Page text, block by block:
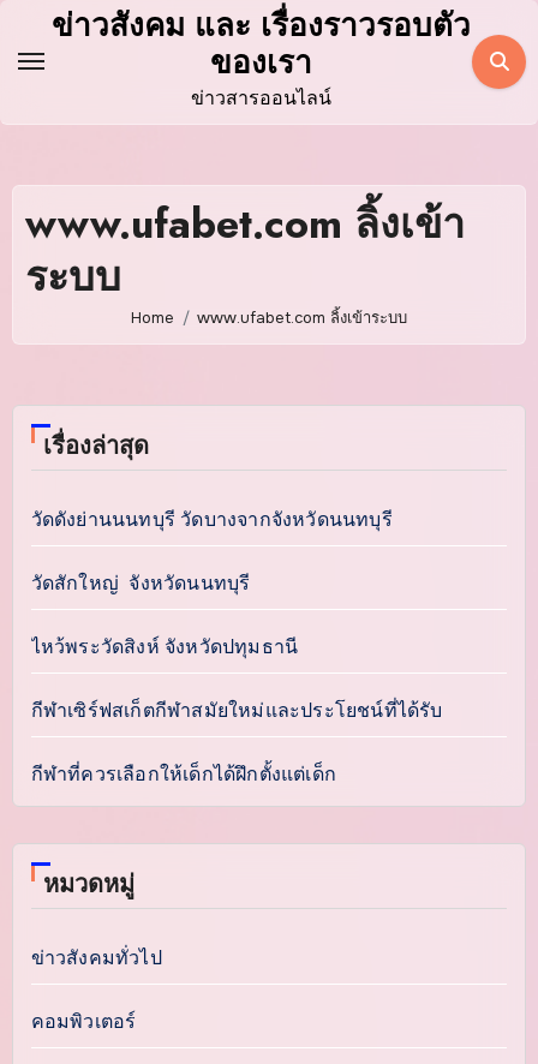
ข่าวสังคม และ เรื่องราวรอบตัว
ของเรา
ข่าวสารออนไลน์
www.ufabet.com ลิ้งเข้า
ระบบ
Home www.ufabet.com ลิ้งเข้าระบบ
เรื่องล่าสุด
วัดดังย่านนนทบุรี วัดบางจากจังหวัดนนทบุรี
วัดสักใหญ่ จังหวัดนนทบุรี
ไหว้พระวัดสิงห์ จังหวัดปทุมธานี
กีฬาเซิร์ฟสเก็ตกีฬาสมัยใหม่และประโยชน์ที่ได้รับ
กีฬาที่ควรเลือกให้เด็กได้ฝึกตั้งแต่เด็ก
หมวดหมู่
ข่าวสังคมทั่วไป
คอมพิวเตอร์